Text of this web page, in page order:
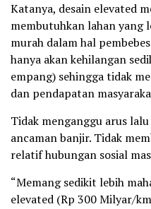
Katanya, desain elevated
membutuhkan lahan yang
murah dalam hal
hanya akan kehilangan
empang) sehingga tidak
dan pendapatan
Tidak menganggu arus
ancaman banjir. Tidak
relatif hubungan sosial
“Memang sedikit lebih
elevated (Rp 300 Milyar/